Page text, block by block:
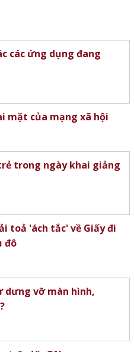
các ứng dụng đang
mặt của mạng xã hội
trong ngày khai giảng
toả 'ách tắc' về Giấy đi
đô
dưng vỡ màn hình,